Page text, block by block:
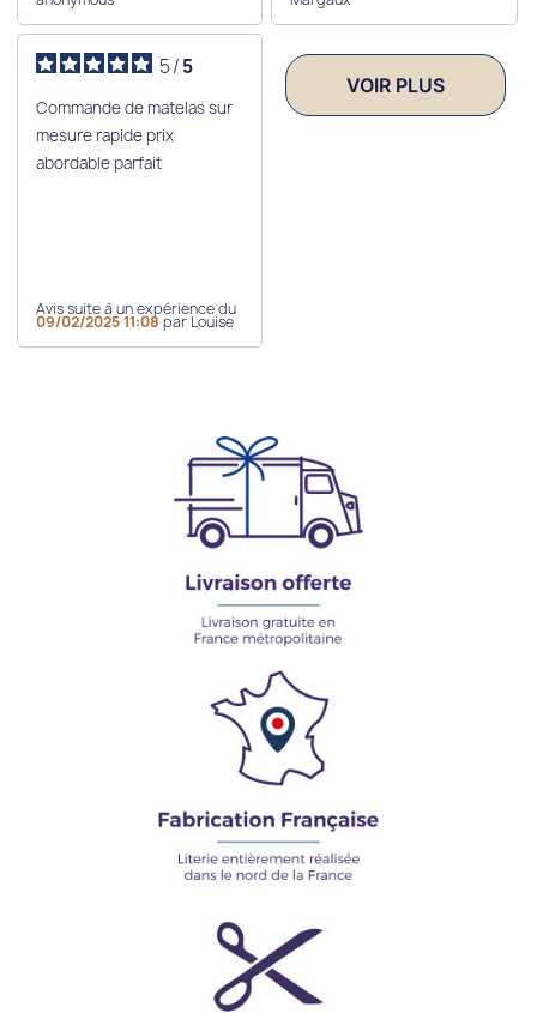
5/5
Commande de matelas sur
mesure rapide prix
abordable parfait
Avis suite à un expérience du
09/02/2025 11:08 par Louise
VOIR PLUS